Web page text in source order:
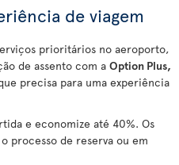
de viagem
prioritários no aeroporto,
de assento com a Option Plus,
precisa para uma experiência
e economize até 40%. Os
processo de reserva ou em